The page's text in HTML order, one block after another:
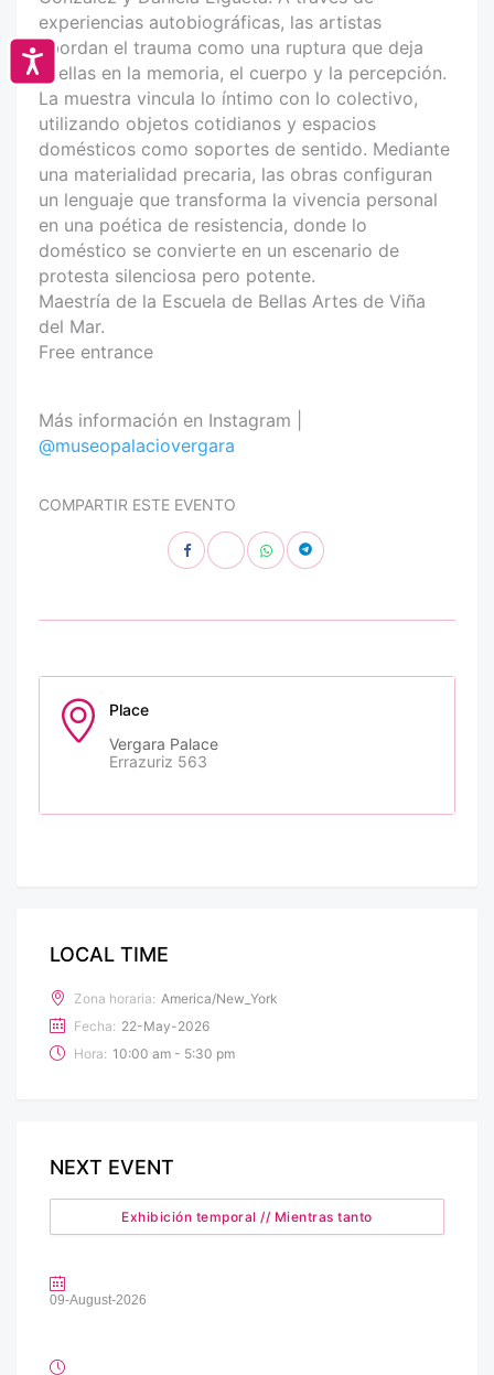
Accesibilidad
experiencias autobiográficas, las artistas
abordan el trauma como una ruptura que deja
huellas en la memoria, el cuerpo y la percepción.
La muestra vincula lo íntimo con lo colectivo,
utilizando objetos cotidianos y espacios
domésticos como soportes de sentido. Mediante
una materialidad precaria, las obras configuran
un lenguaje que transforma la vivencia personal
en una poética de resistencia, donde lo
doméstico se convierte en un escenario de
protesta silenciosa pero potente.
Maestría de la Escuela de Bellas Artes de Viña
del Mar.
Free entrance
Más información en Instagram |
@museopalaciovergara
COMPARTIR ESTE EVENTO
Place
Vergara Palace
Errazuriz 563
LOCAL TIME
Zona horaria: America/New_York
Fecha: 22-May-2026
Hora: 10:00 am - 5:30 pm
NEXT EVENT
Exhibición temporal // Mientras tanto
09-August-2026